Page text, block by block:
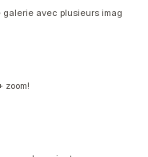
avec plusieurs imag
zoom!